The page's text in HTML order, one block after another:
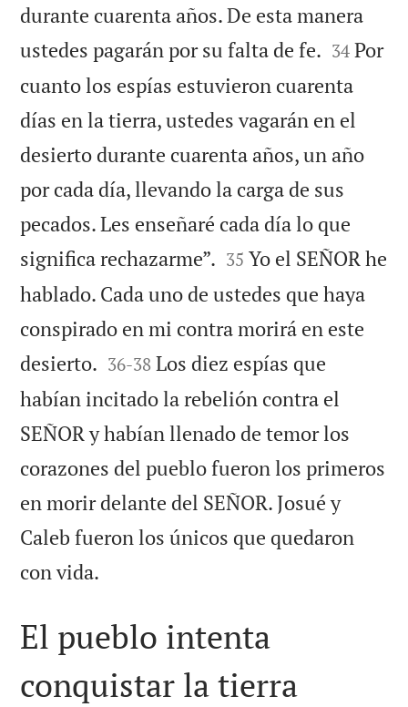
durante cuarenta años. De esta manera
ustedes pagarán por su falta de fe. 

34 Por
cuanto los espías estuvieron cuarenta
días en la tierra, ustedes vagarán en el
desierto durante cuarenta años, un año
por cada día, llevando la carga de sus
pecados. Les enseñaré cada día lo que
significa rechazarme”. 

35 Yo el SEÑOR he
hablado. Cada uno de ustedes que haya
conspirado en mi contra morirá en este
desierto. 

36-38 Los diez espías que
habían incitado la rebelión contra el
SEÑOR y habían llenado de temor los
corazones del pueblo fueron los primeros
en morir delante del SEÑOR. Josué y
Caleb fueron los únicos que quedaron
con vida.
El pueblo intenta
conquistar la tierra